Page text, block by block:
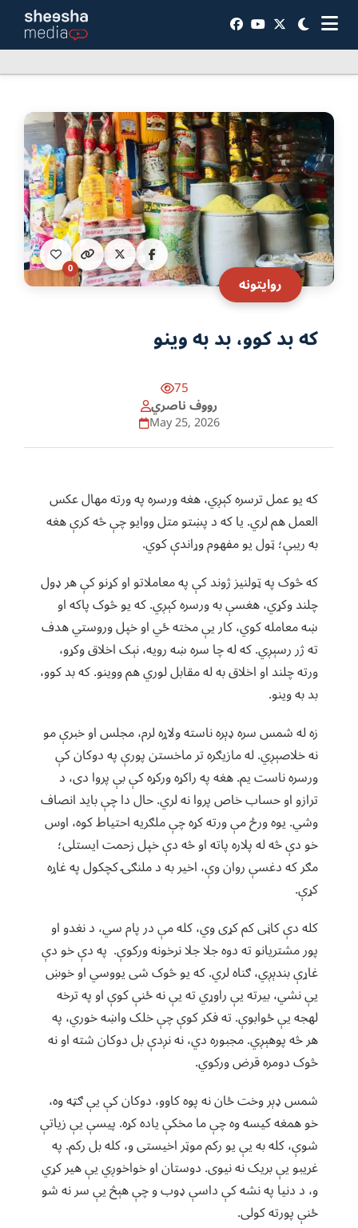
روایتونه
0
که بد کوو، بد به وینو
75
رووف ناصري
May 25, 2026
که یو عمل ترسره کېږي، هغه ورسره په ورته مهال عکس
العمل هم لري. یا که د پښتو متل ووایو چې څه کرې هغه
به ریبې؛ ټول یو مفهوم وړاندې کوي.
که څوک په ټولنیز ژوند کې په معاملاتو او کړنو کې هر ډول
چلند وکړي، هغسې به ورسره کېږي. که یو څوک پاکه او
ښه معامله کوي، کار یې مخته ځي او خپل وروستي هدف
ته ژر رسېږي. که له چا سره ښه رویه، نېک اخلاق وکړو،
ورته چلند او اخلاق به له مقابل لوري هم ووینو. که بد کوو،
بد به وینو.
زه له شمس سره ډېره ناسته ولاړه لرم، مجلس او خبرې مو
نه خلاصېږي. له مازیګره تر ماخستن پورې په دوکان کې
ورسره ناست یم. هغه په راکړه ورکړه کې بې پروا دی، د
ترازو او حساب خاص پروا نه لري. حال دا چې باید انصاف
وشي. یوه ورځ مې ورته کړه چې ملګريه احتیاط کوه، اوس
خو دې څه له پلاره پاته او څه دې خپل زحمت ایستلی؛
مګر که دغسې روان وې، اخیر به د ملنګۍ کچکول په غاړه
کړې.
کله دې کاڼی کم کړی وي، کله مې در پام سي، د نغدو او
پور مشتریانو ته دوه جلا جلا نرخونه ورکوې. په دې خو دې
غاړې بندېږي، ګناه لري. که یو څوک شی یووسي او خوښ
یې نشي، بیرته یې راوړي ته یې نه ځنې کوې او په ترخه
لهجه یې ځوابوې. ته فکر کوې چې خلک واښه خوري، په
هر څه پوهېږي. مجبوره دي، نه نږدې بل دوکان شته او نه
څوک دومره قرض ورکوي.
شمس ډېر وخت ځان نه پوه کاوو، دوکان کې یې ګټه وه،
خو همغه کیسه وه چې ما مخکې یاده کړه. پیسې یې زیاتې
شوې، کله به یې یو رکم موټر اخیستی و، کله بل رکم. په
غریبو یې بریک نه نیوی. دوستان او خواخوږي یې هیر کړي
و، د دنیا په نشه کې داسې ډوب و چې هېڅ یې سر نه شو
ځنې پورته کولی.